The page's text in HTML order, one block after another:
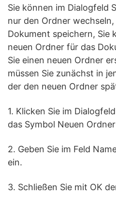
Sie können im Dialogfeld
nur den Ordner wechseln,
Dokument speichern, Sie
neuen Ordner für das
Sie einen neuen Ordner
müssen Sie zunächst in
der den neuen Ordner
1. Klicken Sie im
das Symbol Neuen
2. Geben Sie im Feld
ein.
3. Schließen Sie mit OK